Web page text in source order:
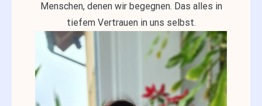
Menschen, denen wir begegnen. Das alles in
tiefem Vertrauen in uns selbst.